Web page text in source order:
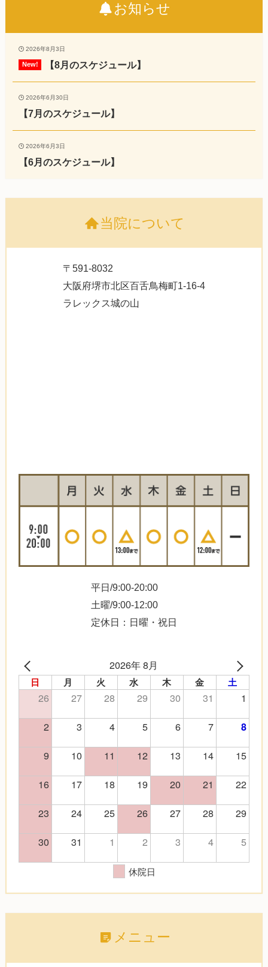
お知らせ
2026年8月3日
【8月のスケジュール】
2026年6月30日
【7月のスケジュール】
2026年6月3日
【6月のスケジュール】
当院について
〒591-8032
大阪府堺市北区百舌鳥梅町1-16-4
ラレックス城の山
平日/9:00-20:00
土曜/9:00-12:00
定休日：日曜・祝日
2026年 8月
日 月 火 水 木 金 土
26 27 28 29 30 31
1
2
3 4 5 6 7 8
9 10 11 12 13 14
15
16
17 18 19 20 21
22
23
24 25 26 27 28
29
30
31 1 2 3 4 5
休院日
メニュー